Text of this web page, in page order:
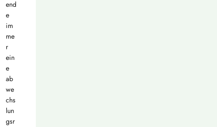
end
e
im
me
r
ein
e
ab
we
chs
lun
gsr